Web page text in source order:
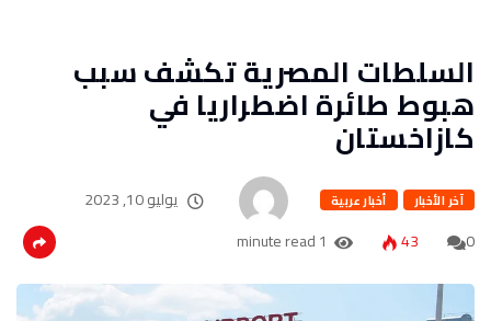
السلطات المصرية تكشف سبب
هبوط طائرة اضطراريا في
كازاخستان
آخر الأخبار أخبار عربية
يوليو 10, 2023
0
43
1 minute read